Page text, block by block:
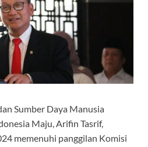
Sumber Daya Manusia
Maju, Arifin Tasrif,
memenuhi panggilan Komisi